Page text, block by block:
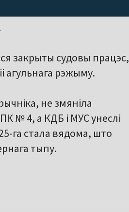
закрыты судовы працэс,
агульнага рэжыму.
не змяніла
№ 4, а КДБ і МУС унеслі
га стала вядома, што
тыпу.